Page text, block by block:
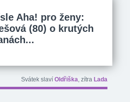
Aha! pro ženy:
(80) o krutých
Svátek slaví Oldřiška, zítra Lada